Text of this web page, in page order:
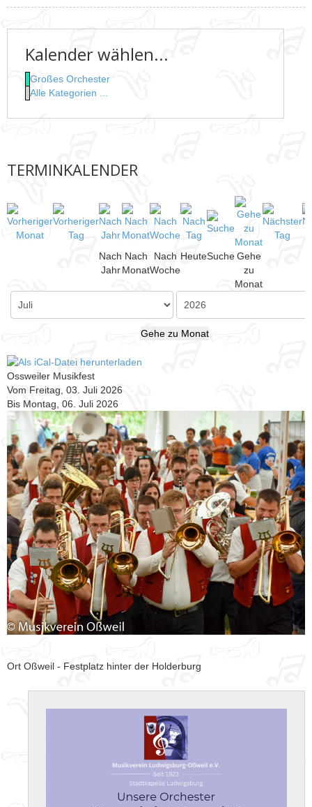
Kalender wählen...
Großes Orchester
Alle Kategorien ...
TERMINKALENDER
Nach
Jahr
Nach
Monat
Nach
Woche
HeuteSucheGehe
zu
Monat
Gehe zu Monat
Ossweiler Musikfest
Vom Freitag, 03. Juli 2026
Bis Montag, 06. Juli 2026
Ort Oßweil - Festplatz hinter der Holderburg